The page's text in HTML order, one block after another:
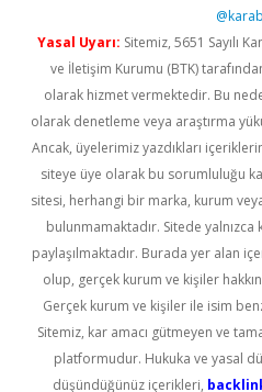
Yasal Uyarı: Sitemiz, 5651 Sayılı
ve İletişim Kurumu (BTK)
olarak hizmet vermektedir. Bu
olarak denetleme veya araştırma
Ancak, üyelerimiz yazdıkları
siteye üye olarak bu sorumluluğu
sitesi, herhangi bir marka, kurum
bulunmamaktadır. Sitede yalnızca
paylaşılmaktadır. Burada yer alan
olup, gerçek kurum ve kişiler
Gerçek kurum ve kişiler ile isim
Sitemiz, kar amacı gütmeyen ve
platformudur. Hukuka ve yasal
düşündüğünüz içerikleri,